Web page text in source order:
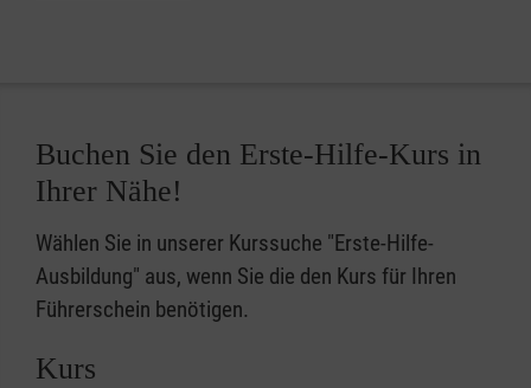
Buchen Sie den Erste-Hilfe-Kurs in
Ihrer Nähe!
Wählen Sie in unserer Kurssuche "Erste-Hilfe-
Ausbildung" aus, wenn Sie die den Kurs für Ihren
Führerschein benötigen.
Kurs